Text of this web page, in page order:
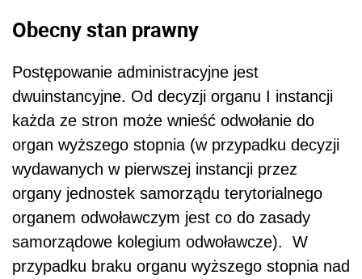
Obecny stan prawny
Postępowanie administracyjne jest
dwuinstancyjne. Od decyzji organu I instancji
każda ze stron może wnieść odwołanie do
organ wyższego stopnia (w przypadku decyzji
wydawanych w pierwszej instancji przez
organy jednostek samorządu terytorialnego
organem odwoławczym jest co do zasady
samorządowe kolegium odwoławcze). W
przypadku braku organu wyższego stopnia nad